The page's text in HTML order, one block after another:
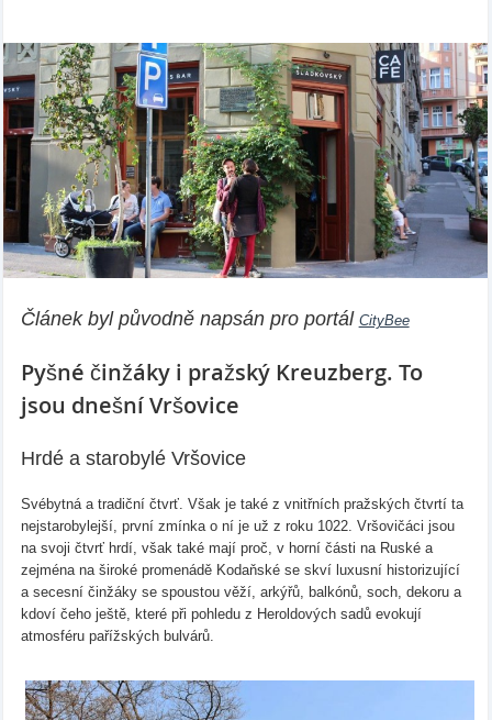
Článek byl původně napsán pro portál CityBee
Pyšné činžáky i pražský Kreuzberg. To
jsou dnešní Vršovice
Hrdé a starobylé Vršovice
Svébytná a tradiční čtvrť. Však je také z vnitřních pražských čtvrtí ta
nejstarobylejší, první zmínka o ní je už z roku 1022. Vršovičáci jsou
na svoji čtvrť hrdí, však také mají proč, v horní části na Ruské a
zejména na široké promenádě Kodaňské se skví luxusní historizující
a secesní činžáky se spoustou věží, arkýřů, balkónů, soch, dekoru a
kdoví čeho ještě, které při pohledu z Heroldových sadů evokují
atmosféru pařížských bulvárů.